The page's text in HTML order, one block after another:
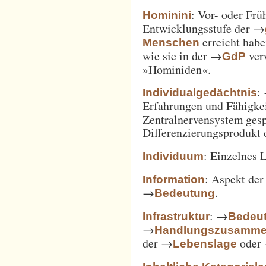
Hominini: Vor- oder
Entwicklungsstufe der →
Menschen erreicht
wie sie in der →GdP
»Hominiden«.
Individualgedächtnis:
Erfahrungen und
Zentralnervensystem
Individuum: Einzelnes
Information: Aspekt
→Bedeutung.
Infrastruktur: →
→
der →Lebenslage